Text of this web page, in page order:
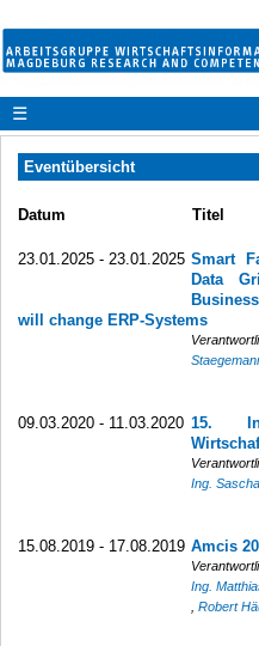
☰
Eventübersicht
Datum Titel
23.01.2025 - 23.01.2025 Smart
Data
will change ERP-Systems
09.03.2020 - 11.03.2020 15.
Ing.
15.08.2019 - 17.08.2019 Amcis
Ing.
,Robert